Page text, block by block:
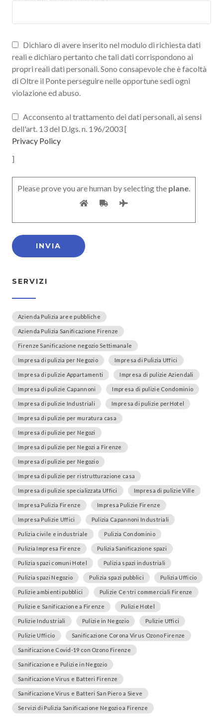
Dichiaro di avere inserito nel modulo di richiesta dati
reali e dichiaro pertanto che tali dati corrispondono ai
propri reali dati personali. Sono consapevole che è facoltà
di Oltre il Ponte perseguire nelle opportune sedi ogni
violazione ed abuso.
Acconsento al trattamento dei dati personali, ai sensi
dell'art. 13 del D.lgs. n. 196/2003 [
Privacy Policy
]
Please prove you are human by selecting the plane.
SERVIZI
Azienda Pulizia aree pubbliche
Azienda Pulizia Sanificazione Firenze
Firenze Sanificazione negozio Settimanale
Impresa di pulizia per Negozio Impresa di Pulizia Uffici
Impresa di pulizie Appartamenti Impresa di pulizie Aziendali
Impresa di pulizie Capannoni Impresa di pulizie Condominio
Impresa di pulizie Industriali Impresa di pulizie perHotel
Impresa di pulizie per muratura casa
Impresa di pulizie per Negozi
Impresa di pulizie per Negozi a Firenze
Impresa di pulizie per Negozio
Impresa di pulizie per ristrutturazione casa
Impresa di pulizie specializzata Uffici Impresa di pulizie Ville
Impresa Pulizia Firenze Impresa Pulizie Firenze
Impresa Pulizie Uffici Pulizia Capannoni Industriali
Pulizia civile e industriale Pulizia Condominio
Pulizia Impresa Firenze Pulizia Sanificazione spazi
Pulizia spazi comuni Hotel Pulizia spazi industriali
Pulizia spazi Negozio Pulizia spazi pubblici Pulizia Ufficio
Pulizie ambienti pubblici Pulizie Centri commerciali Firenze
Pulizie e Sanificazione a Firenze Pulizie Hotel
Pulizie Industriali Pulizie in Negozio Pulizie Uffici
Pulizie Ufficio Sanificazione Corona Virus Ozono Firenze
Sanificazione Covid-19 con Ozono Firenze
Sanificazione e Pulizie in Negozio
Sanificazione Virus e Batteri Firenze
Sanificazione Virus e Batteri San Piero a Sieve
Servizi di Pulizia Sanificazione Negozio a Firenze